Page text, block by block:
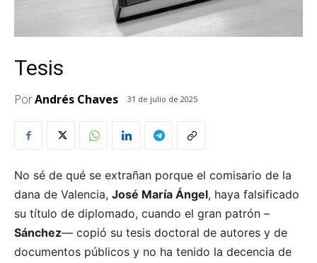
Tesis
PorAndrés Chaves 31 de julio de 2025
No sé de qué se extrañan porque el comisario de la
dana de Valencia, José María Ángel, haya falsificado
su título de diplomado, cuando el gran patrón –
Sánchez— copió su tesis doctoral de autores y de
documentos públicos y no ha tenido la decencia de